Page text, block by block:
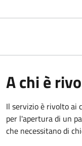
A chi è
Il servizio è rivolto ai
per l'apertura di un
che necessitano di